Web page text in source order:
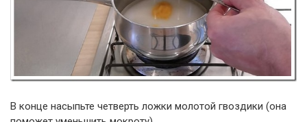
В конце насыпьте четверть ложки молотой гвоздики (она